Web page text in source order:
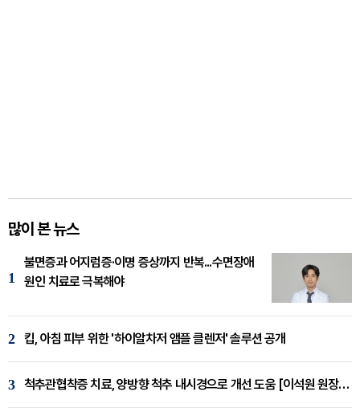
많이 본 뉴스
1
불면증과 어지럼증·이명 증상까지 반복...수면장애
원인 치료로 극복해야
2 킵, 아침 피부 위한 '하이알차저 앰플 클렌저' 솔루션 공개
3 척추관협착증 치료, 양방향 척추 내시경으로 개선 도움 [이석원 원장 칼럼]